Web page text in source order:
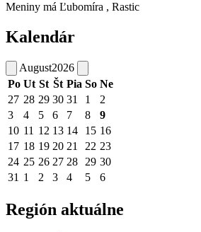
Meniny má Ľubomíra , Rastic
Kalendár
August2026
Po Ut St Št Pia So Ne
27 28 29 30 31 1
2
3
4 5 6 7 8
9
10 11 12 13 14 15 16
17 18 19 20 21 22 23
24 25 26 27 28 29 30
31 1 2 3 4 5 6
Región aktuálne